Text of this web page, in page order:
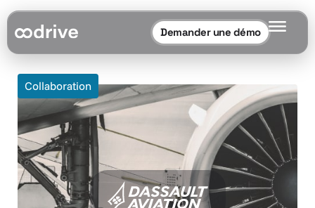
Demander une démo
Collaboration